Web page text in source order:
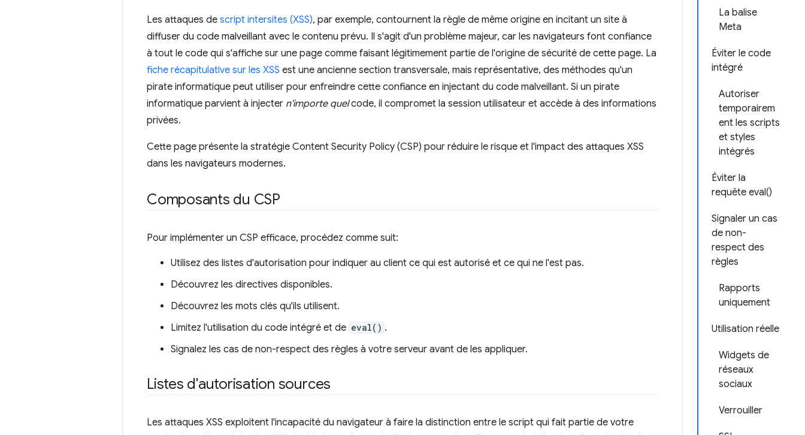
La balise
Meta
Éviter le code
intégré
Autoriser
temporairem
ent les scripts
et styles
intégrés
Éviter la
requête eval()
Signaler un cas
de non-
respect des
règles
Rapports
uniquement
Utilisation réelle
Widgets de
réseaux
sociaux
Verrouiller
Les attaques de script intersites (XSS), par exemple, contournent la règle de même origine en incitant un site à
diffuser du code malveillant avec le contenu prévu. Il s'agit d'un problème majeur, car les navigateurs font confiance
à tout le code qui s'affiche sur une page comme faisant légitimement partie de l'origine de sécurité de cette page. La
fiche récapitulative sur les XSS est une ancienne section transversale, mais représentative, des méthodes qu'un
pirate informatique peut utiliser pour enfreindre cette confiance en injectant du code malveillant. Si un pirate
informatique parvient à injecter n'importe quelcode, il compromet la session utilisateur et accède à des informations
privées.
Cette page présente la stratégie Content Security Policy (CSP) pour réduire le risque et l'impact des attaques XSS
dans les navigateurs modernes.
Composants du CSP
Pour implémenter un CSP efficace, procédez comme suit:
Utilisez des listes d'autorisation pour indiquer au client ce qui est autorisé et ce qui ne l'est pas.
Découvrez les directives disponibles.
Découvrez les mots clés qu'ils utilisent.
Limitez l'utilisation du code intégré et de eval() .
Signalez les cas de non-respect des règles à votre serveur avant de les appliquer.
Listes d'autorisation sources
Les attaques XSS exploitent l'incapacité du navigateur à faire la distinction entre le script qui fait partie de votre